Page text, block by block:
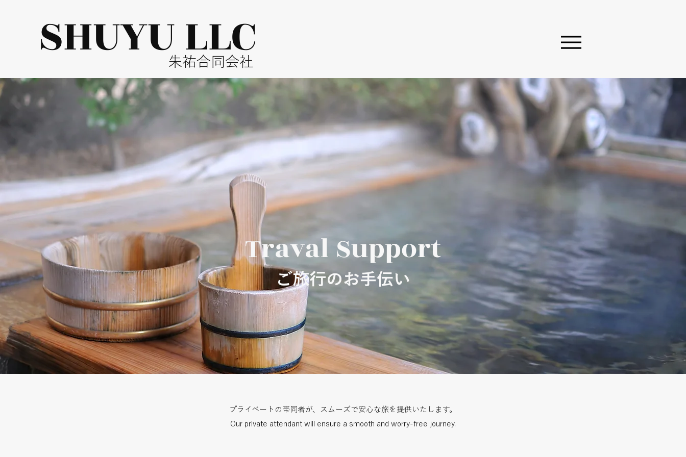
​SHUYU LLC
​朱祐合同会社
Traval Support
ご旅行のお手伝い
プライベートの帯同者が、スムーズで安心な旅を提供いたします。
Our private attendant will ensure a smooth and worry-free journey.